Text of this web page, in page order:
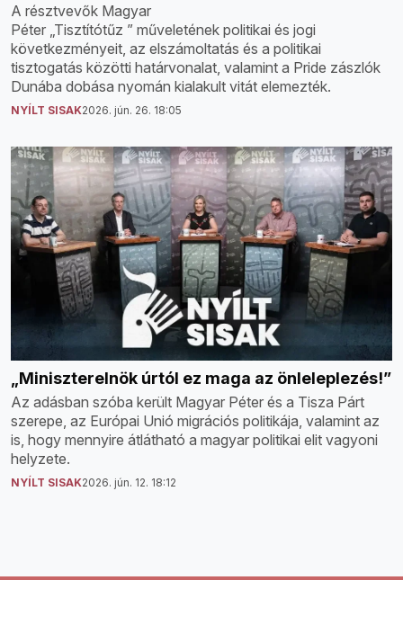
A résztvevők Magyar
Péter „Tisztítótűz ” műveletének politikai és jogi
következményeit, az elszámoltatás és a politikai
tisztogatás közötti határvonalat, valamint a Pride zászlók
Dunába dobása nyomán kialakult vitát elemezték.
NYÍLT SISAK2026. jún. 26. 18:05
„Miniszterelnök úrtól ez maga az önleleplezés!”
Az adásban szóba került Magyar Péter és a Tisza Párt
szerepe, az Európai Unió migrációs politikája, valamint az
is, hogy mennyire átlátható a magyar politikai elit vagyoni
helyzete.
NYÍLT SISAK2026. jún. 12. 18:12